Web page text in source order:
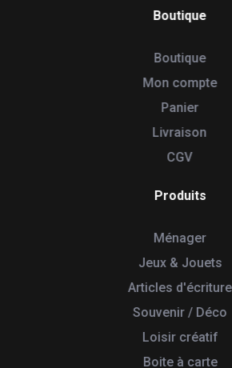
Boutique
Boutique
Mon compte
Panier
Livraison
CGV
Produits
Ménager
Jeux & Jouets
Articles d'écriture
Souvenir / Déco
Loisir créatif
Boite à carte